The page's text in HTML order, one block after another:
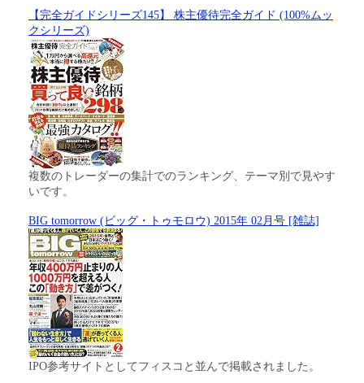
【完全ガイドシリーズ145】 株主優待完全ガイド (100%ムッ
クシリーズ)
複数のトレーダーの集計でのランキング、テーマ別で見やす
いです。
BIG tomorrow (ビッグ・トゥモロウ) 2015年 02月号 [雑誌]
IPO参考サイトとしてフィスコと並んで掲載されました。